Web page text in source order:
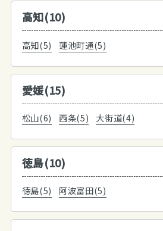
高知(10)
高知(5) 蓮池町通(5)
愛媛(15)
松山(6) 西条(5) 大街道(4)
徳島(10)
徳島(5) 阿波富田(5)